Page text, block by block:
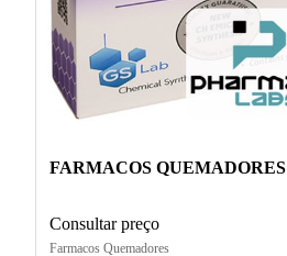
FARMACOS QUEMADORES
Consultar preço
Farmacos Quemadores